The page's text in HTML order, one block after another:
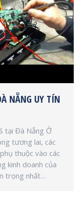
NẴNG UY TÍN
tại Đà Nẵng Ở
tương lai, các
thuộc vào các
kinh doanh của
trọng nhất…